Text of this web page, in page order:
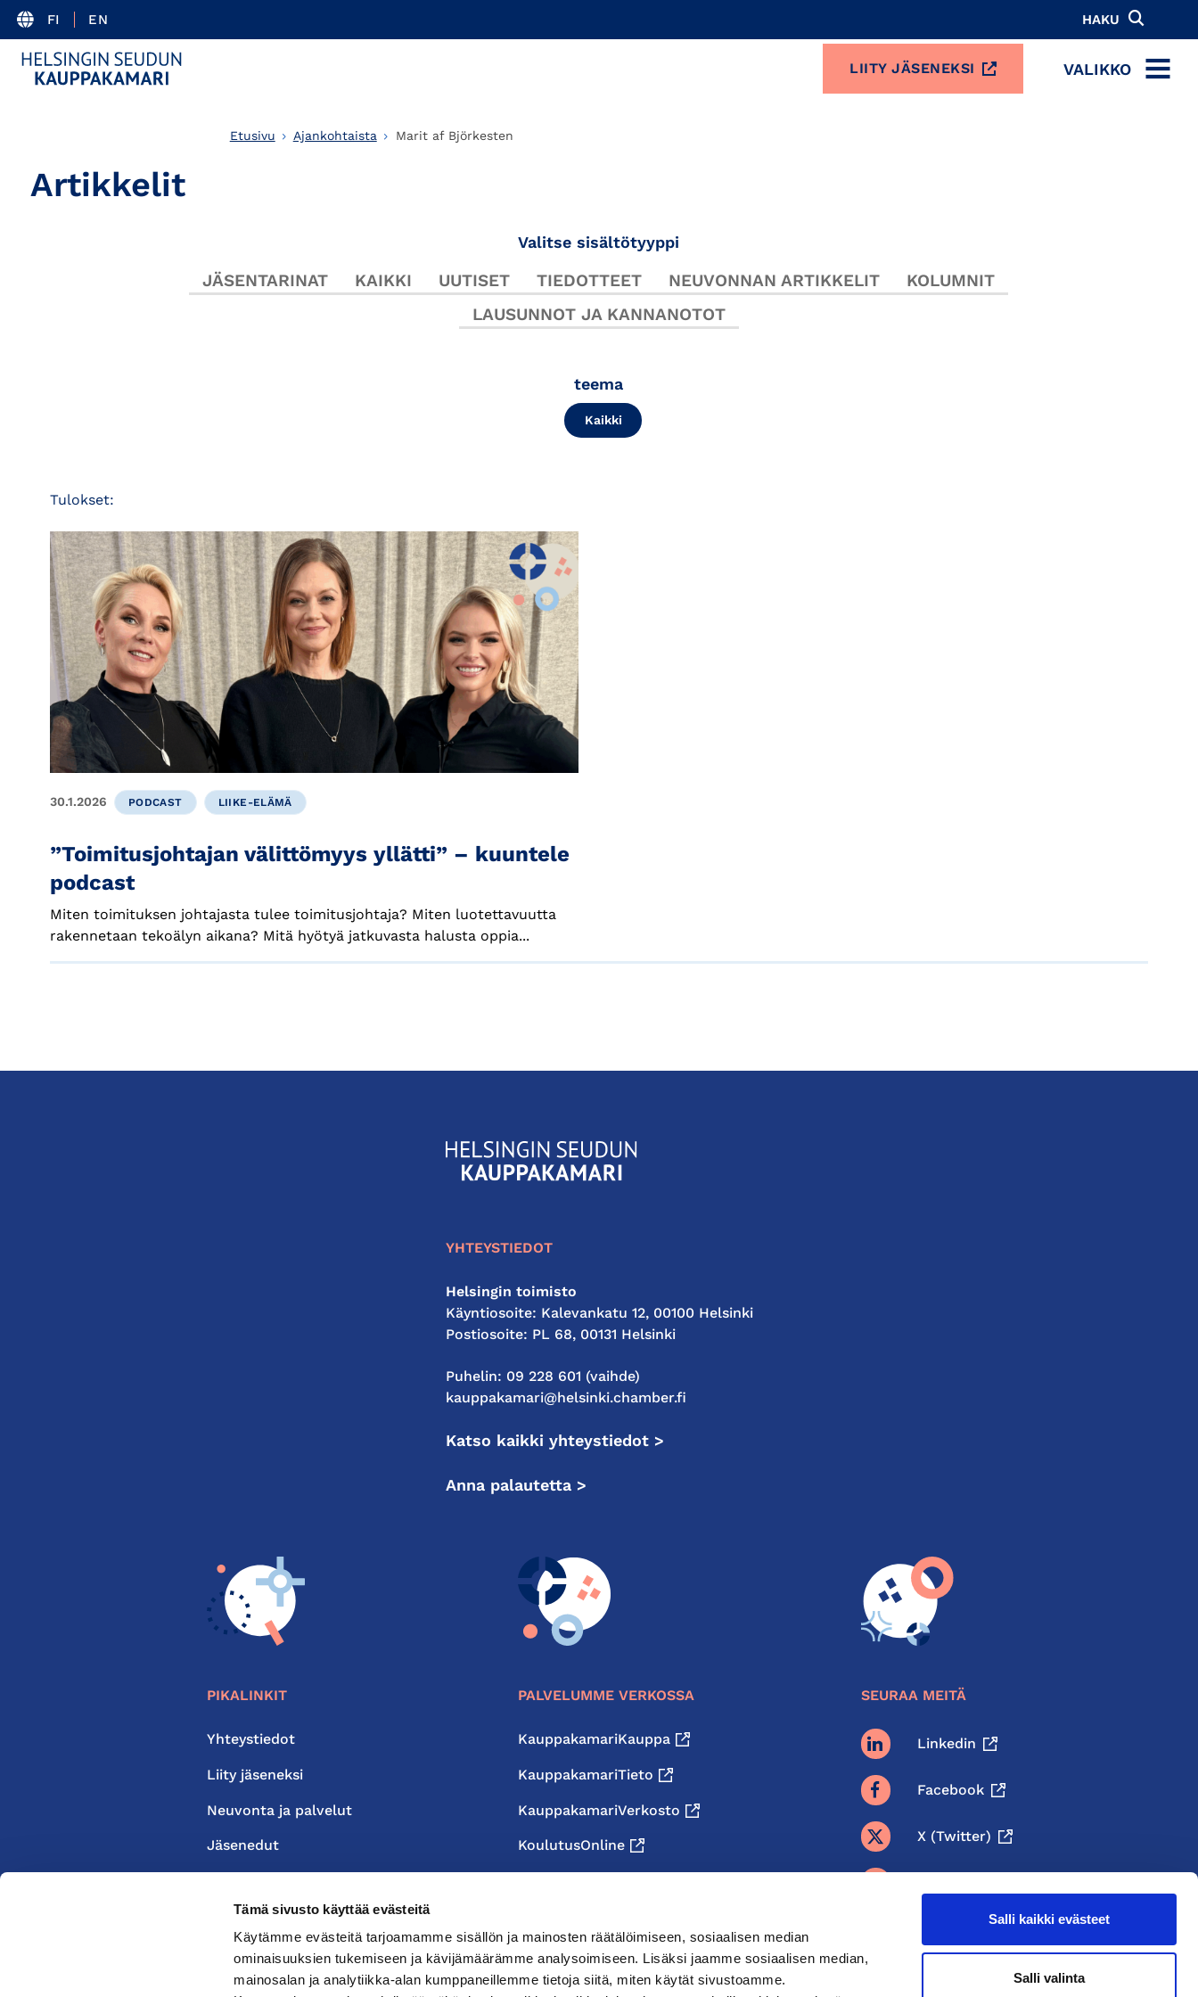
Tämä sivusto käyttää evästeitä
Käytämme evästeitä tarjoamamme sisällön ja mainosten räätälöimiseen, sosiaalisen median
ominaisuuksien tukemiseen ja kävijämäärämme analysoimiseen. Lisäksi jaamme sosiaalisen median,
mainosalan ja analytiikka-alan kumppaneillemme tietoja siitä, miten käytät sivustoamme.
Salli kaikki evästeet
Salli valinta
FI EN HAKU
LIITY JÄSENEKSI VALIKKO
MENU
Etusivu Ajankohtaista Marit af Björkesten
Artikkelit
Valitse sisältötyyppi
JÄSENTARINAT KAIKKI UUTISET TIEDOTTEET NEUVONNAN ARTIKKELIT
KOLUMNIT
LAUSUNNOT JA KANNANOTOT
teema
Kaikki
Tulokset:
30.1.2026 PODCAST LIIKE-ELÄMÄ
”Toimitusjohtajan välittömyys yllätti” – kuuntele
podcast
Miten toimituksen johtajasta tulee toimitusjohtaja? Miten luotettavuutta
rakennetaan tekoälyn aikana? Mitä hyötyä jatkuvasta halusta oppia...
KauppakamariHelsingin
seudun
YHTEYSTIEDOT
Helsingin toimisto
Käyntiosoite: Kalevankatu 12, 00100 Helsinki
Postiosoite: PL 68, 00131 Helsinki
Puhelin: 09 228 601 (vaihde)
kauppakamari@helsinki.chamber.fi
Katso kaikki yhteystiedot >
Anna palautetta >
PIKALINKIT
Yhteystiedot
Liity jäseneksi
Neuvonta ja palvelut
Jäsenedut
PALVELUMME VERKOSSA
KauppakamariKauppa
KauppakamariTieto
KauppakamariVerkosto
KoulutusOnline
SEURAA MEITÄ
Linkedin
Facebook
X (twitter)